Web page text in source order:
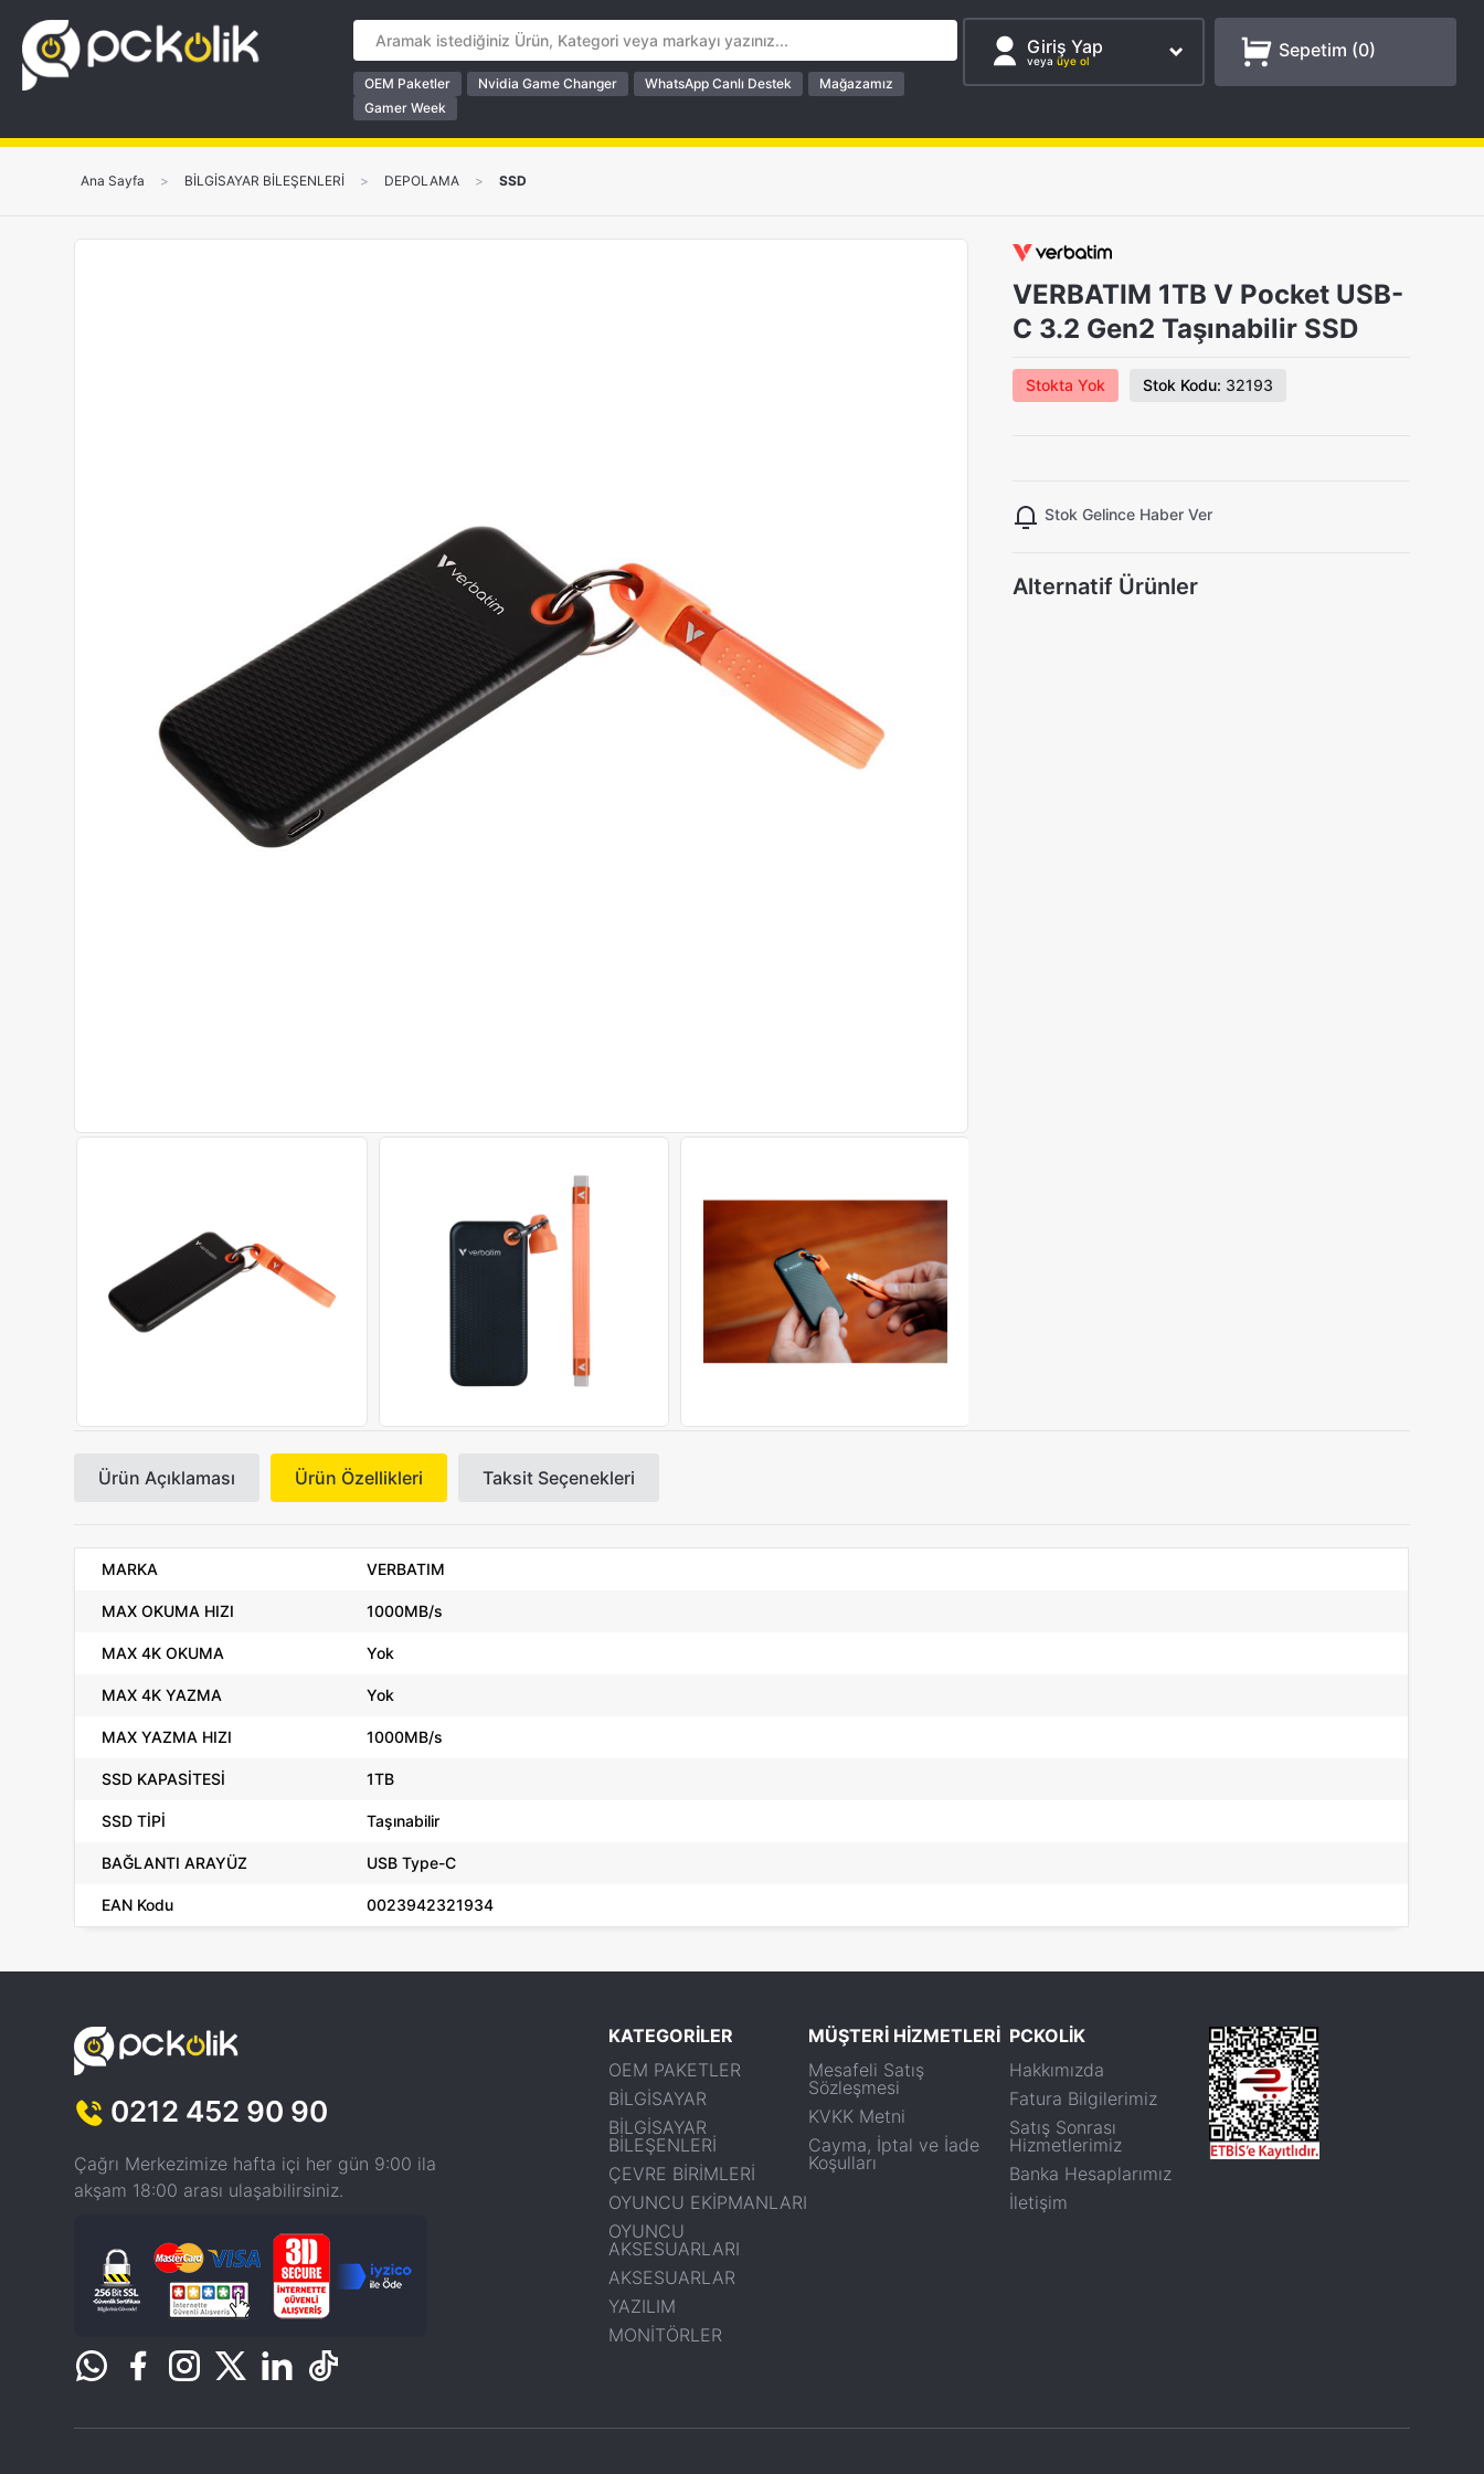
OEM Paketler Nvidia Game Changer WhatsApp Canlı Destek
Mağazamız
Gamer Week
Giriş Yap
veya üye ol Sepetim (0)
Ana Sayfa > BİLGİSAYAR BİLEŞENLERİ > DEPOLAMA > SSD
VERBATIM 1TB V Pocket USB-
C 3.2 Gen2 Taşınabilir SSD
Stokta Yok Stok Kodu: 32193
Stok Gelince Haber Ver
Alternatif Ürünler
Ürün Açıklaması Ürün Özellikleri Taksit Seçenekleri
MARKA VERBATIM
MAX OKUMA HIZI 1000MB/s
MAX 4K OKUMA Yok
MAX 4K YAZMA Yok
MAX YAZMA HIZI 1000MB/s
SSD KAPASİTESİ 1TB
SSD TİPİ Taşınabilir
BAĞLANTI ARAYÜZ USB Type-C
EAN Kodu 0023942321934
0212 452 90 90
Çağrı Merkezimize hafta içi her gün 9:00 ila
akşam 18:00 arası ulaşabilirsiniz.
KATEGORİLER
OEM PAKETLER
BİLGİSAYAR
BİLGİSAYAR
BİLEŞENLERİ
ÇEVRE BİRİMLERİ
OYUNCU EKİPMANLARI
OYUNCU
AKSESUARLARI
AKSESUARLAR
YAZILIM
MONİTÖRLER
MÜŞTERİ HİZMETLERİ
Mesafeli Satış
Sözleşmesi
KVKK Metni
Cayma, İptal ve İade
Koşulları
PCKOLİK
Hakkımızda
Fatura Bilgilerimiz
Satış Sonrası
Hizmetlerimiz
Banka Hesaplarımız
İletişim